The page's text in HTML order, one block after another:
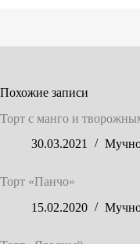
Похожие записи
Торт с манго и
30.03.2021
Торт «Панчо»
15.02.2020